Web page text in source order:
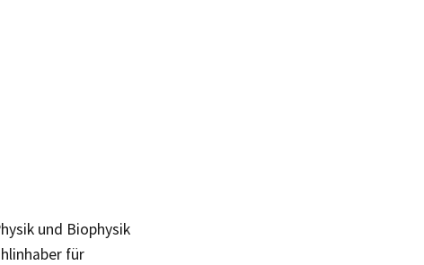
und Biophysik
für